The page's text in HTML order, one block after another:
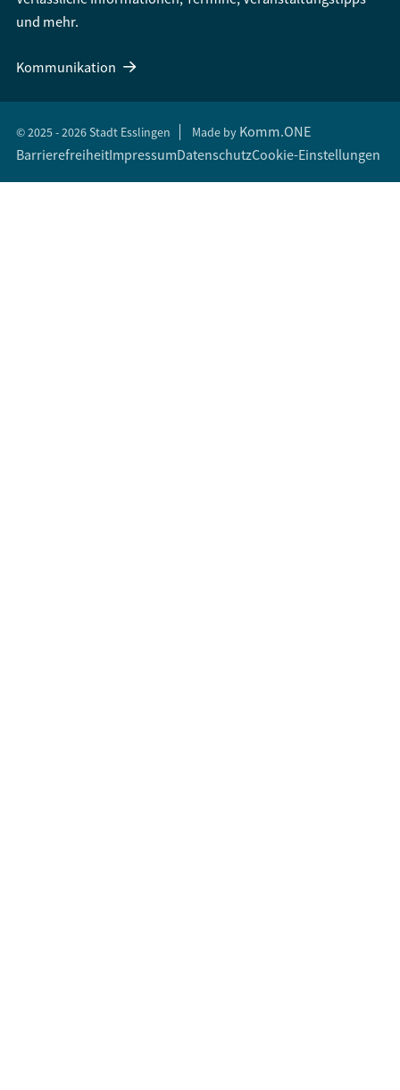
und mehr.
Kommunikation
© 2025 - 2026 Stadt Esslingen Made by Komm.ONE
BarrierefreiheitImpressumDatenschutzCookie-Einstellungen